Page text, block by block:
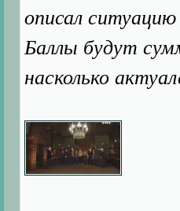
описал ситуацию
Баллы будут
насколько